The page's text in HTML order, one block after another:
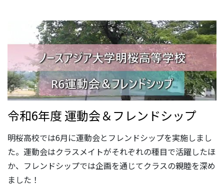
令和6年度 運動会＆フレンドシップ
明桜高校では6月に運動会とフレンドシップを実施しまし
た。運動会はクラスメイトがそれぞれの種目で活躍したほ
か、フレンドシップでは企画を通じてクラスの親睦を深め
ました！